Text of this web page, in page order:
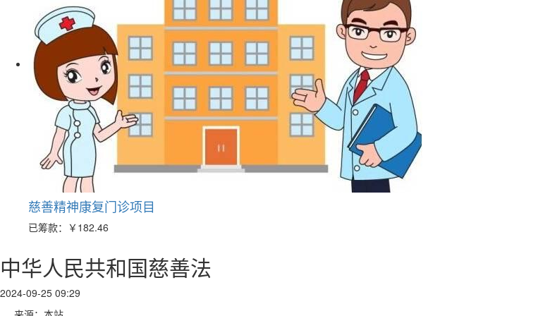
慈善精神康复门诊项目
已筹款： ￥182.46
中华人民共和国慈善法
2024-09-25 09:29